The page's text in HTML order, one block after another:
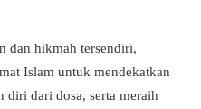
dan hikmah tersendiri,
Islam untuk mendekatkan
diri dari dosa, serta meraih